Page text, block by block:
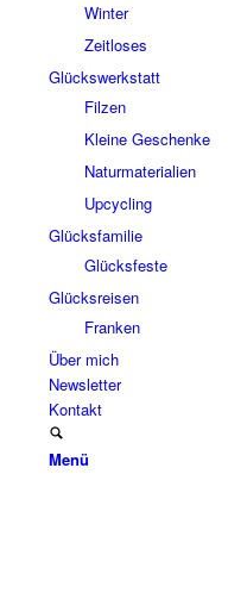
Winter
Zeitloses
Glückswerkstatt
Filzen
Kleine Geschenke
Naturmaterialien
Upcycling
Glücksfamilie
Glücksfeste
Glücksreisen
Franken
Über mich
Newsletter
Kontakt
Menü